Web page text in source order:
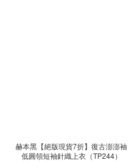
赫本黑【絕版現貨7折】復古澎澎袖
低圓領短袖針織上衣（TP244）